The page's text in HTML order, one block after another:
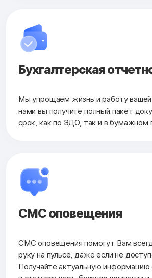
Бухгалтерская
Мы упрощаем жизнь и работу вашей
нами вы получите полный пакет
срок, как по ЭДО, так и в бумажном
СМС оповещения
СМС оповещения помогут Вам
руку на пульсе, даже если не
Получайте актуальную информацию